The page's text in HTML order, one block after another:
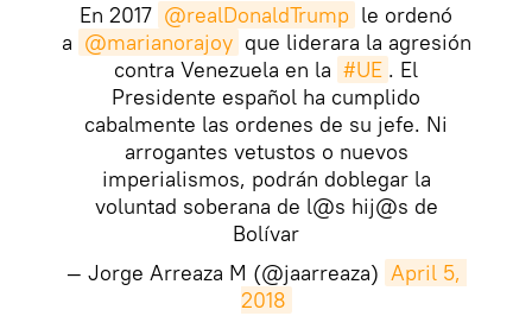
En 2017 @realDonaldTrump le ordenó
a @marianorajoy que liderara la agresión
contra Venezuela en la #UE . El
Presidente español ha cumplido
cabalmente las ordenes de su jefe. Ni
arrogantes vetustos o nuevos
imperialismos, podrán doblegar la
voluntad soberana de l@s hij@s de
Bolívar
— Jorge Arreaza M (@jaarreaza) April 5,
2018